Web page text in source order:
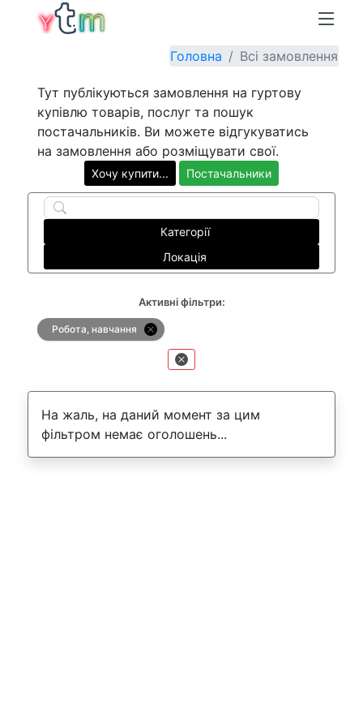
Головна Всі замовлення
Тут публікуються замовлення на гуртову
купівлю товарів, послуг та пошук
постачальників. Ви можете відгукуватись
на замовлення або розміщувати свої.
Хочу купити... Постачальники
Категорії
Локація
Активні фільтри:
Робота, навчання
На жаль, на даний момент за цим
фільтром немає оголошень...